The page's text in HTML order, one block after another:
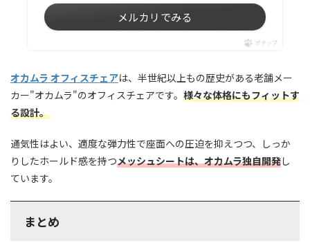
メルカリでみる
ポチップ
オカムラ オフィスチェアは、半世紀以上もの歴史がある老舗メー
カー"オカムラ"のオフィスチェアです。 様々な体格にもフィットす
る設計。
通気性はよい、適度な弾力性で座面への圧迫を抑えつつ、しっか
りしたホールド感を持つメッシュシートは、オカムラ独自開発し
ています。
まとめ